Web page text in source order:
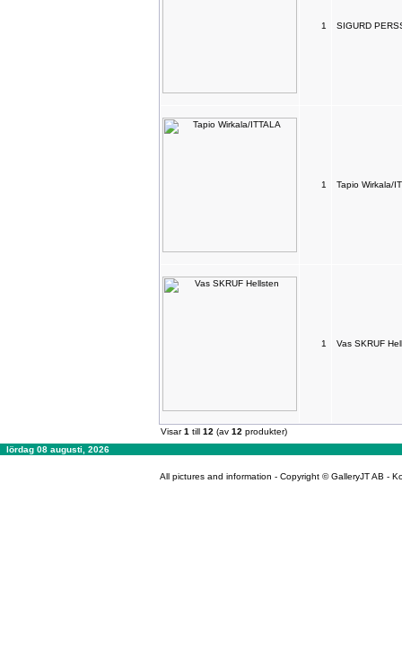
1 SIGURD
1 Tapio Wirkala/
1 Vas SKRUF
Visar1 till 12 (av 12 produkter)
lördag 08 augusti, 2026
All pictures and information - Copyright © GalleryJT AB -